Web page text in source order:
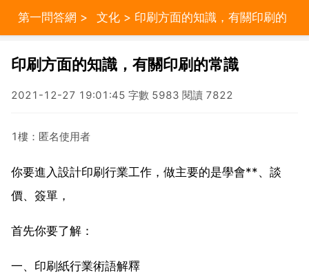
第一問答網 > 文化 > 印刷方面的知識，有關印刷的
印刷方面的知識，有關印刷的常識
2021-12-27 19:01:45 字數 5983 閱讀 7822
1樓：匿名使用者
你要進入設計印刷行業工作，做主要的是學會**、談
價、簽單，
首先你要了解：
一、印刷紙行業術語解釋